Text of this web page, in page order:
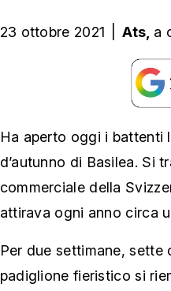
23 ottobre 2021 Ats, a
Ha aperto oggi i battenti
d’autunno di Basilea. Si
commerciale della
attirava ogni anno circa
Per due settimane,
padiglione fieristico si